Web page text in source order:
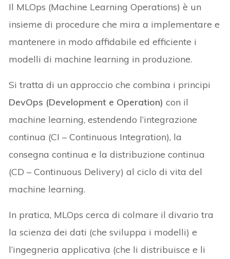
Il MLOps (Machine Learning Operations) è un
insieme di procedure che mira a implementare e
mantenere in modo affidabile ed efficiente i
modelli di machine learning in produzione.
Si tratta di un approccio che combina i principi
DevOps (Development e Operation) con il
machine learning, estendendo l’integrazione
continua (CI – Continuous Integration), la
consegna continua e la distribuzione continua
(CD – Continuous Delivery) al ciclo di vita del
machine learning.
In pratica, MLOps cerca di colmare il divario tra
la scienza dei dati (che sviluppa i modelli) e
l’ingegneria applicativa (che li distribuisce e li